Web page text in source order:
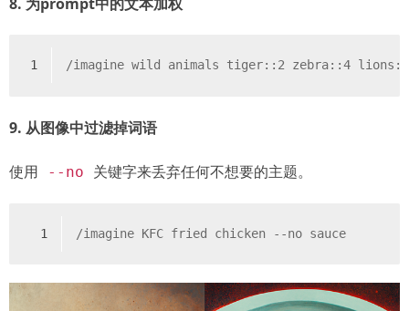
1 /imagine wild animals tiger::2 zebra::4
9. 从图像中过滤掉词语
使用 --no 关键字来丢弃任何不想要的主题。
1 /imagine KFC fried chicken --no sauce